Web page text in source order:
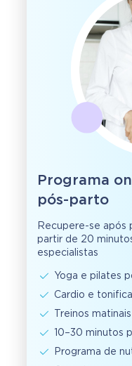
Programa
pós-parto
Recupere-se após
partir de 20
especialistas
Yoga e pilates
Cardio e
Treinos
10–30 minutos
Programa de